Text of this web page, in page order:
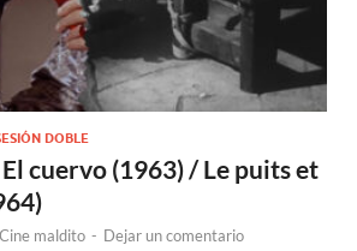
DOBLE
cuervo (1963) / Le puits et
Cine maldito - Dejar un comentario